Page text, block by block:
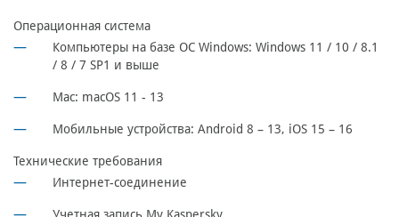
Операционная система
Компьютеры на базе ОС Windows: Windows 11 / 10 / 8.1
/ 8 / 7 SP1 и выше
Mac: macOS 11 - 13
Мобильные устройства: Android 8 – 13, iOS 15 – 16
Технические требования
Интернет-соединение